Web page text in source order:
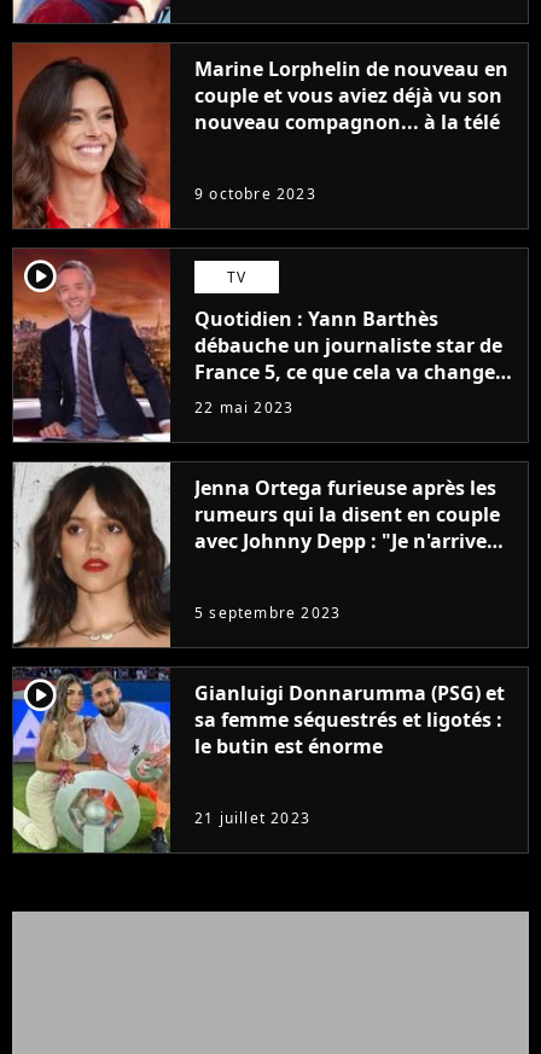
Marine Lorphelin de nouveau en
couple et vous aviez déjà vu son
nouveau compagnon... à la télé
9 octobre 2023
player2 TV
Quotidien : Yann Barthès
débauche un journaliste star de
France 5, ce que cela va changer
à la rentrée
22 mai 2023
Jenna Ortega furieuse après les
rumeurs qui la disent en couple
avec Johnny Depp : "Je n'arrive
5 septembre 2023
player2
Gianluigi Donnarumma (PSG) et
sa femme séquestrés et ligotés :
le butin est énorme
21 juillet 2023